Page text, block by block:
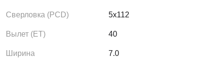
Сверловка (PCD) 5x112
Вылет (ЕТ) 40
Ширина 7.0